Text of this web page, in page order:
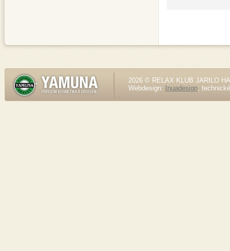
2026 © RELAX KLUB JARILO
Webdesign:
Inuadesign,